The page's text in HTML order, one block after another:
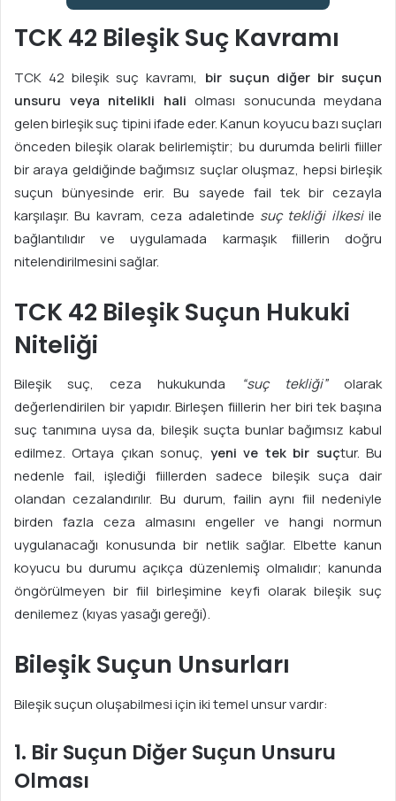
TCK 42 Bileşik Suç Kavramı
TCK 42 bileşik suç kavramı, bir suçun diğer bir suçun
unsuru veya nitelikli hali olması sonucunda meydana
gelen birleşik suç tipini ifade eder. Kanun koyucu bazı suçları
önceden bileşik olarak belirlemiştir; bu durumda belirli fiiller
bir araya geldiğinde bağımsız suçlar oluşmaz, hepsi birleşik
suçun bünyesinde erir. Bu sayede fail tek bir cezayla
karşılaşır. Bu kavram, ceza adaletinde suç tekliği ilkesiile
bağlantılıdır ve uygulamada karmaşık fiillerin doğru
nitelendirilmesini sağlar.
TCK 42 Bileşik Suçun Hukuki
Niteliği
Bileşik suç, ceza hukukunda “suç tekliği”olarak
değerlendirilen bir yapıdır. Birleşen fiillerin her biri tek başına
suç tanımına uysa da, bileşik suçta bunlar bağımsız kabul
edilmez. Ortaya çıkan sonuç, yeni ve tek bir suçtur. Bu
nedenle fail, işlediği fiillerden sadece bileşik suça dair
olandan cezalandırılır. Bu durum, failin aynı fiil nedeniyle
birden fazla ceza almasını engeller ve hangi normun
uygulanacağı konusunda bir netlik sağlar. Elbette kanun
koyucu bu durumu açıkça düzenlemiş olmalıdır; kanunda
öngörülmeyen bir fiil birleşimine keyfi olarak bileşik suç
denilemez (kıyas yasağı gereği).
Bileşik Suçun Unsurları
Bileşik suçun oluşabilmesi için iki temel unsur vardır:
1. Bir Suçun Diğer Suçun Unsuru
Olması